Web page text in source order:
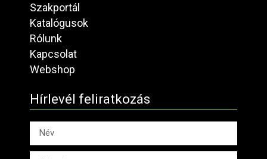
Szakportál
Katalógusok
Rólunk
Kapcsolat
Webshop
Hírlevél feliratkozás